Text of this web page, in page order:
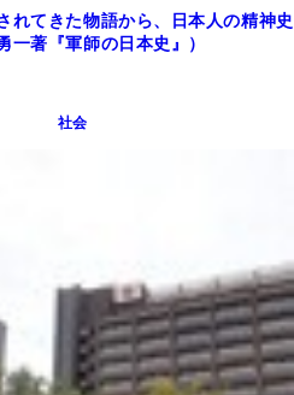
れてきた物語から、日本人の精神史
一著『軍師の日本史』）
社会